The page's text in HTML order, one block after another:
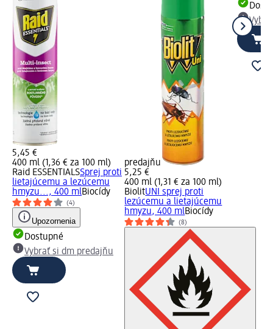
5,45 €
400 ml (1,36 € za 100 ml)
Raid ESSENTIALSSprej proti
lietajúcemu a lezúcemu
hmyzu..., 400 mlBiocídy
(4)
Upozornenia
Dostupné
Vybrať si dm predajňu
predajňu
5,25 €
400 ml (1,31 € za 100 ml)
BiolitUNI sprej proti
lezúcemu a lietajúcemu
hmyzu, 400 mlBiocídy
(8)